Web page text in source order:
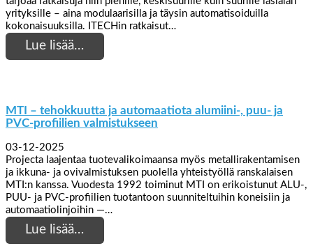
yrityksille – aina modulaarisilla ja täysin automatisoiduilla
kokonaisuuksilla. ITECHin ratkaisut…
Lue lisää…
MTI – tehokkuutta ja automaatiota alumiini-, puu- ja
PVC-profiilien valmistukseen
03-12-2025
Projecta laajentaa tuotevalikoimaansa myös metallirakentamisen
ja ikkuna- ja ovivalmistuksen puolella yhteistyöllä ranskalaisen
MTI:n kanssa. Vuodesta 1992 toiminut MTI on erikoistunut ALU-,
PUU- ja PVC-profiilien tuotantoon suunniteltuihin koneisiin ja
automaatiolinjoihin —…
Lue lisää…